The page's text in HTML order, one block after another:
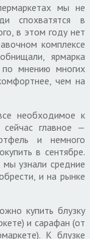
мы не
спохватятся в
в этом году нет
комплексе
ярмарка
по мнению многих
чем на
необходимое к
главное —
и немного
в сентябре.
мы узнали средние
и на рынке
купить блузку
и сарафан (от
К блузке